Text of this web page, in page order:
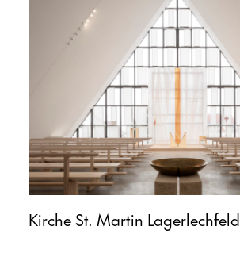
Kirche St. Martin Lagerlechfeld